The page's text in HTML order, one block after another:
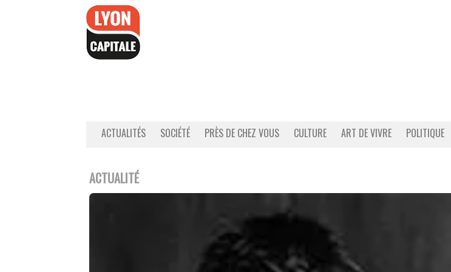
ACTUALITÉS SOCIÉTÉ PRÈS DE CHEZ VOUS CULTURE ART DE VIVRE POLITIQUE
ACTUALITÉ